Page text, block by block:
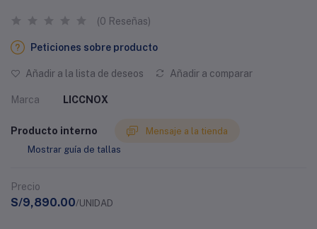
(0 Reseñas)
Peticiones sobre producto
Añadir a la lista de deseos Añadir a comparar
Marca LICCNOX
Producto interno
Mensaje a la tienda
Mostrar guía de tallas
Precio
S/9,890.00/UNIDAD